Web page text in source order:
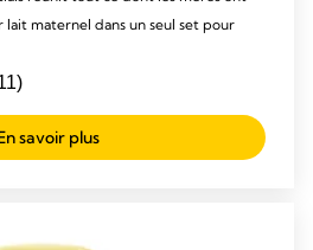
maternel dans un seul set pour
savoir plus